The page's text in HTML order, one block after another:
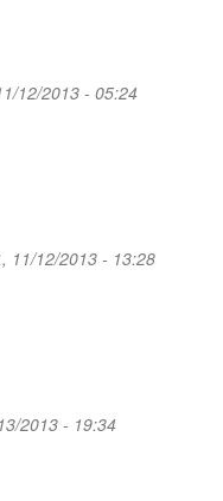
12/2013 - 05:24
11/12/2013 - 13:28
2013 - 19:34